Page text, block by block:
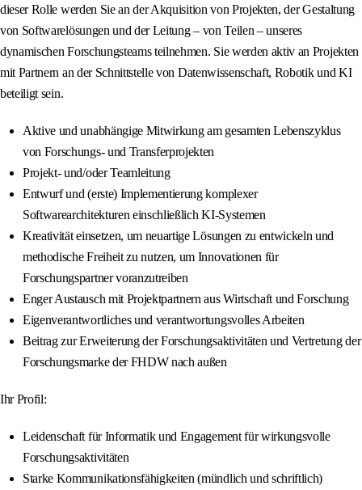
dieser Rolle werden Sie an der Akquisition von Projekten, der Gestaltung
von Softwarelösungen und der Leitung – von Teilen – unseres
dynamischen Forschungsteams teilnehmen. Sie werden aktiv an Projekten
mit Partnern an der Schnittstelle von Datenwissenschaft, Robotik und KI
beteiligt sein.
Aktive und unabhängige Mitwirkung am gesamten Lebenszyklus
von Forschungs- und Transferprojekten
Projekt- und/oder Teamleitung
Entwurf und (erste) Implementierung komplexer
Softwarearchitekturen einschließlich KI-Systemen
Kreativität einsetzen, um neuartige Lösungen zu entwickeln und
methodische Freiheit zu nutzen, um Innovationen für
Forschungspartner voranzutreiben
Enger Austausch mit Projektpartnern aus Wirtschaft und Forschung
Eigenverantwortliches und verantwortungsvolles Arbeiten
Beitrag zur Erweiterung der Forschungsaktivitäten und Vertretung der
Forschungsmarke der FHDW nach außen
Ihr Profil:
Leidenschaft für Informatik und Engagement für wirkungsvolle
Forschungsaktivitäten
Starke Kommunikationsfähigkeiten (mündlich und schriftlich)